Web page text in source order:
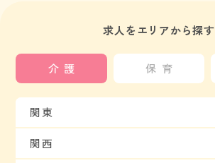
求人をエリアから探す
介護 保育
関東
関西